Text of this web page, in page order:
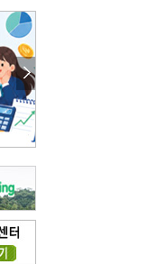
‘스파이더맨’ 개봉 5일 만에 300만 돌풍…박스오피스·예매율 동시 1위
‘호프’ 개봉 11일 만에 관객 300만…‘스파이더맨’ 예매율 68.8% 1위
입추 지났는데도 덥다며 신유안에게 보낸 박규수의 편지